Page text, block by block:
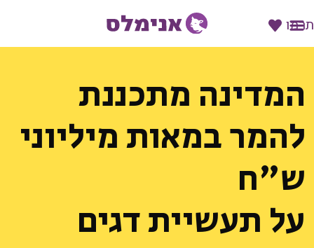
תרמו
המדינה מתכננת
להמר במאות מיליוני
ש"ח
על תעשיית דגים